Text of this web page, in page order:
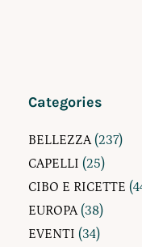
Categories
BELLEZZA(237)
CAPELLI (25)
CIBO E RICETTE
EUROPA(38)
EVENTI (34)